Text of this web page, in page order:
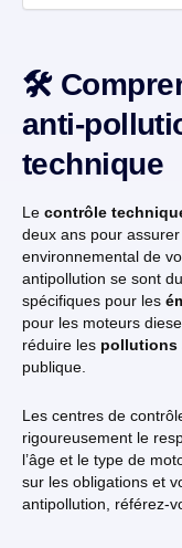
🛠️
anti-
technique
Le contrôle
deux ans pour
environnemental de
antipollution se sont
spécifiques pour les
pour les moteurs
réduire les pollutions
publique.
Les centres de
rigoureusement le
l’âge et le type de
sur les obligations et
antipollution, référez-